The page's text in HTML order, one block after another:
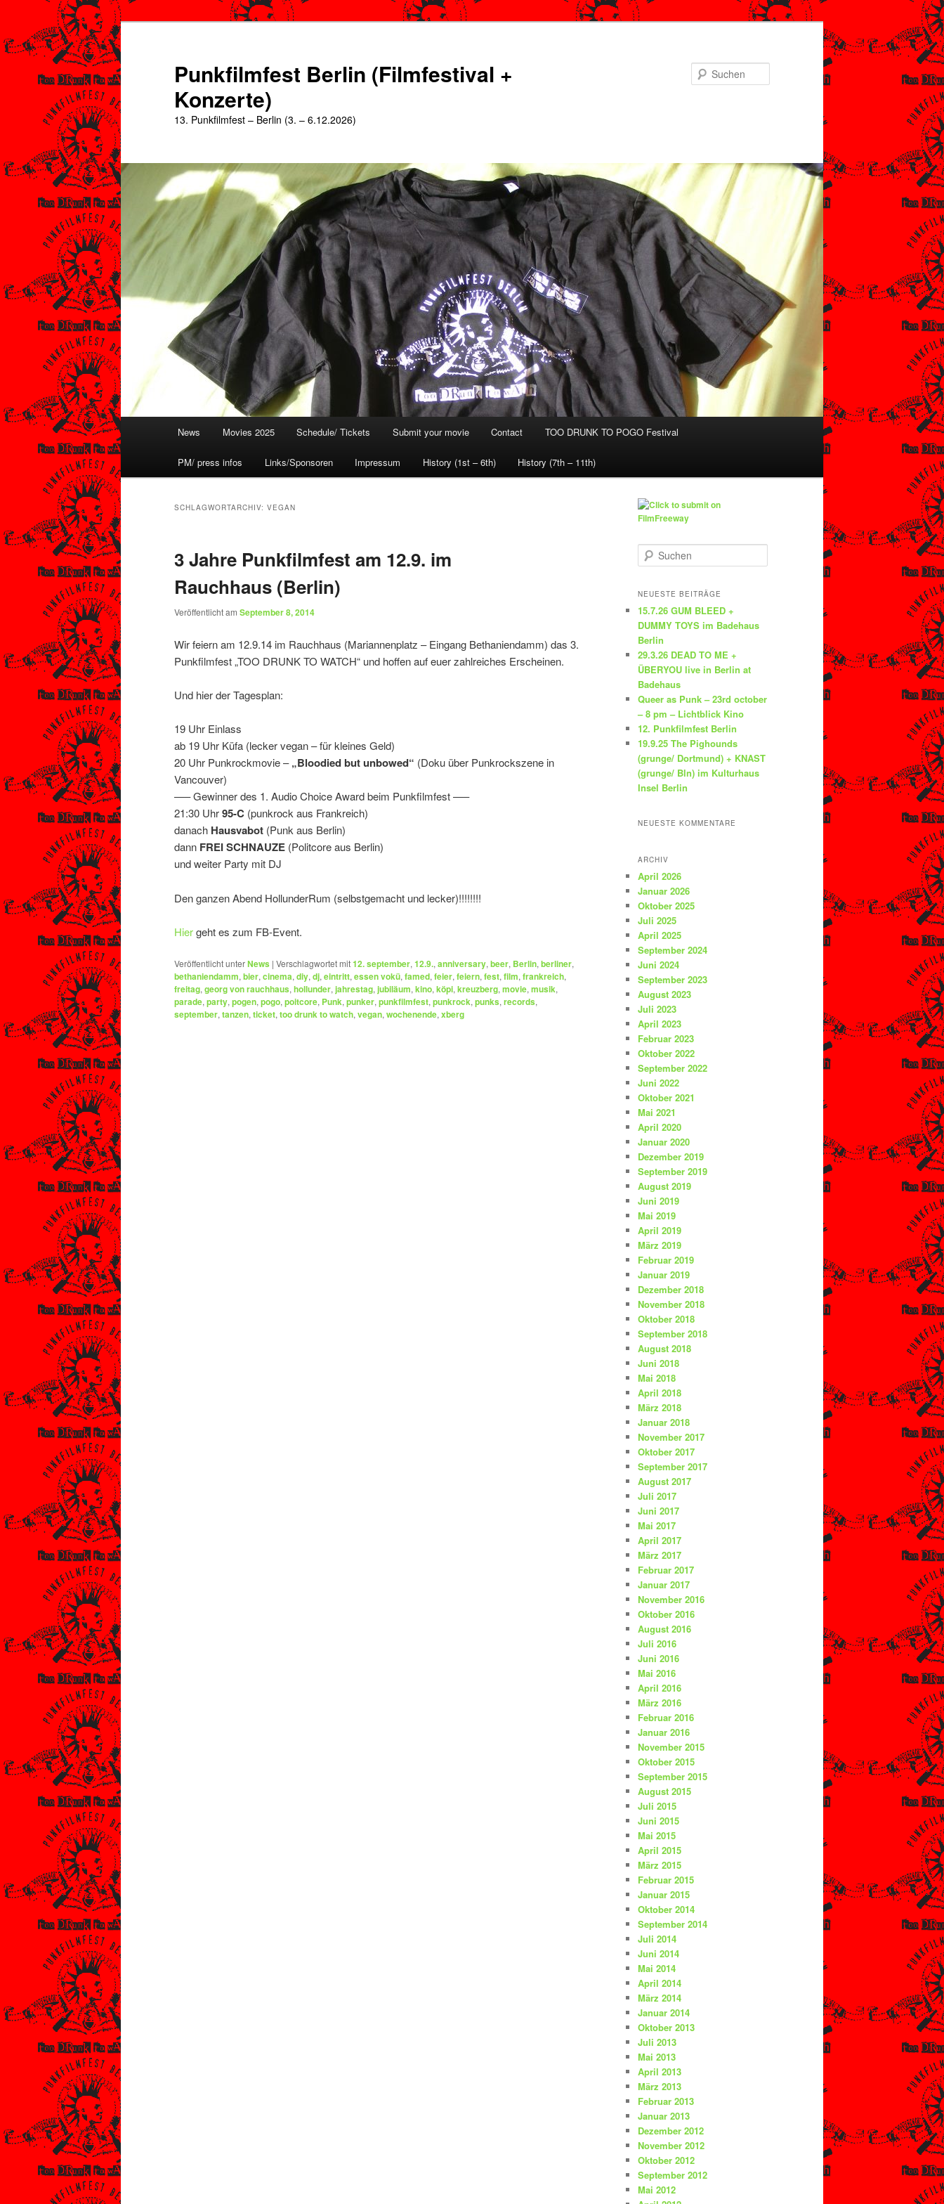
primären
springen
sekundären
springen
Punkfilmfest Berlin (Filmfestival +
Konzerte)
13. Punkfilmfest – Berlin (3. – 6.12.2026)
News Movies 2025 Schedule/ Tickets Submit your movie Contact TOO DRUNK TO POGO Festival
PM/ press infos Links/Sponsoren Impressum History (1st – 6th) History (7th – 11th)
SCHLAGWORTARCHIV: VEGAN
3 Jahre Punkfilmfest am 12.9. im
Rauchhaus (Berlin)
Veröffentlicht am September 8, 2014
Wir feiern am 12.9.14 im Rauchhaus (Mariannenplatz – Eingang Bethaniendamm) das 3.
Punkfilmfest „TOO DRUNK TO WATCH“ und hoffen auf euer zahlreiches Erscheinen.
Und hier der Tagesplan:
19 Uhr Einlass
ab 19 Uhr Küfa (lecker vegan – für kleines Geld)
20 Uhr Punkrockmovie –„Bloodied but unbowed“ (Doku über Punkrockszene in
Vancouver)
—– Gewinner des 1. Audio Choice Award beim Punkfilmfest —–
21:30 Uhr95-C (punkrock aus Frankreich)
danach Hausvabot (Punk aus Berlin)
dann FREI SCHNAUZE (Politcore aus Berlin)
und weiter Party mit DJ
Den ganzen Abend HollunderRum (selbstgemacht und lecker)!!!!!!!!
Hiergeht es zum FB-Event.
Veröffentlicht unterNews | Verschlagwortet mit12. september,12.9.,anniversary,beer, Berlin,berliner,
bethaniendamm,bier,cinema,diy,dj,eintritt,essen vokü,famed,feier,feiern,fest,film,frankreich,
freitag,georg von rauchhaus,hollunder,jahrestag,jubiläum,kino,köpi,kreuzberg,movie,musik,
parade,party,pogen,pogo,poitcore, Punk,punker,punkfilmfest,punkrock,punks,records,
september,tanzen,ticket,too drunk to watch,vegan,wochenende,xberg
u
h
n
NEUESTE BEITRÄGE
15.7.26 GUM BLEED +
DUMMY TOYS im Badehaus
Berlin
29.3.26 DEAD TO ME +
ÜBERYOU live in Berlin at
Badehaus
Queer as Punk – 23rd october
– 8 pm – Lichtblick Kino
12. Punkfilmfest Berlin
19.9.25 The Pighounds
(grunge/ Dortmund) + KNAST
(grunge/ Bln) im Kulturhaus
Insel Berlin
NEUESTE KOMMENTARE
ARCHIV
April 2026
Januar 2026
Oktober 2025
Juli 2025
April 2025
September 2024
Juni 2024
September 2023
August 2023
Juli 2023
April 2023
Februar 2023
Oktober 2022
September 2022
Juni 2022
Oktober 2021
Mai 2021
April 2020
Januar 2020
Dezember 2019
September 2019
August 2019
Juni 2019
Mai 2019
April 2019
März 2019
Februar 2019
Januar 2019
Dezember 2018
November 2018
Oktober 2018
September 2018
August 2018
Juni 2018
Mai 2018
April 2018
März 2018
Januar 2018
November 2017
Oktober 2017
September 2017
August 2017
Juli 2017
Juni 2017
Mai 2017
April 2017
März 2017
Februar 2017
Januar 2017
November 2016
Oktober 2016
August 2016
Juli 2016
Juni 2016
Mai 2016
April 2016
März 2016
Februar 2016
Januar 2016
November 2015
Oktober 2015
September 2015
August 2015
Juli 2015
Juni 2015
Mai 2015
April 2015
März 2015
Februar 2015
Januar 2015
Oktober 2014
September 2014
Juli 2014
Juni 2014
Mai 2014
April 2014
März 2014
Januar 2014
Oktober 2013
Juli 2013
Mai 2013
April 2013
März 2013
Februar 2013
Januar 2013
Dezember 2012
November 2012
Oktober 2012
September 2012
Mai 2012